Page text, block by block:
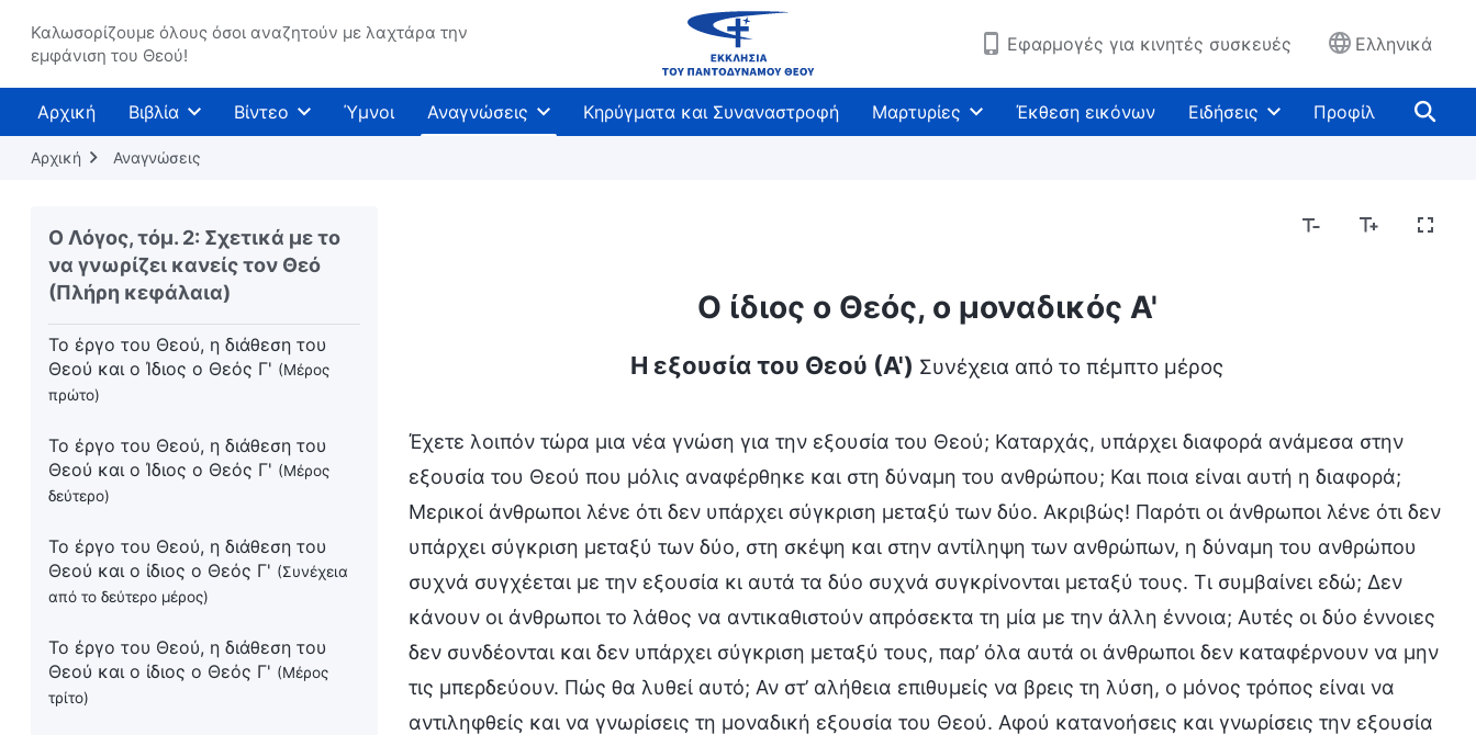
Καλωσορίζουμε όλους όσοι αναζητούν με λαχτάρα την
εμφάνιση του Θεού!
Εφαρμογές για κινητές συσκευές Ελληνικά
Αρχική Βιβλία Βίντεο Ύμνοι Αναγνώσεις Κηρύγματα και Συναναστροφή Μαρτυρίες Έκθεση εικόνων Ειδήσεις Προφίλ
Αρχική Αναγνώσεις
Ο Λόγος, τόμ. 2: Σχετικά με το
να γνωρίζει κανείς τον Θεό
(Πλήρη κεφάλαια)
Το έργο του Θεού, η διάθεση του
Θεού και ο ίδιος ο Θεός Β'
έκτο)
Το έργο του Θεού, η διάθεση του
Θεού και ο ίδιος ο Θεός Β'
Το έργο του Θεού, η διάθεση του
Θεού και ο ίδιος ο Θεός Β' (Συνέχεια
από το έβδομο μέρος)
Το έργο του Θεού, η διάθεση του
Θεού και ο Ίδιος ο Θεός Γ' (Μέρος
πρώτο)
Το έργο του Θεού, η διάθεση του
Θεού και ο Ίδιος ο Θεός Γ' (Μέρος
δεύτερο)
Το έργο του Θεού, η διάθεση του
Θεού και ο ίδιος ο Θεός Γ' (Συνέχεια
από το δεύτερο μέρος)
Το έργο του Θεού, η διάθεση του
Θεού και ο ίδιος ο Θεός Γ' (Μέρος
τρίτο)
Ο ίδιος ο Θεός, ο μοναδικός Α'
Η εξουσία του Θεού (Α') Συνέχεια από το πέμπτο μέρος
Έχετε λοιπόν τώρα μια νέα γνώση για την εξουσία του Θεού; Καταρχάς, υπάρχει διαφορά ανάμεσα στην
εξουσία του Θεού που μόλις αναφέρθηκε και στη δύναμη του ανθρώπου; Και ποια είναι αυτή η διαφορά;
Μερικοί άνθρωποι λένε ότι δεν υπάρχει σύγκριση μεταξύ των δύο. Ακριβώς! Παρότι οι άνθρωποι λένε ότι δεν
υπάρχει σύγκριση μεταξύ των δύο, στη σκέψη και στην αντίληψη των ανθρώπων, η δύναμη του ανθρώπου
συχνά συγχέεται με την εξουσία κι αυτά τα δύο συχνά συγκρίνονται μεταξύ τους. Τι συμβαίνει εδώ; Δεν
κάνουν οι άνθρωποι το λάθος να αντικαθιστούν απρόσεκτα τη μία με την άλλη έννοια; Αυτές οι δύο έννοιες
δεν συνδέονται και δεν υπάρχει σύγκριση μεταξύ τους, παρ’ όλα αυτά οι άνθρωποι δεν καταφέρνουν να μην
τις μπερδεύουν. Πώς θα λυθεί αυτό; Αν στ’ αλήθεια επιθυμείς να βρεις τη λύση, ο μόνος τρόπος είναι να
αντιληφθείς και να γνωρίσεις τη μοναδική εξουσία του Θεού. Αφού κατανοήσεις και γνωρίσεις την εξουσία